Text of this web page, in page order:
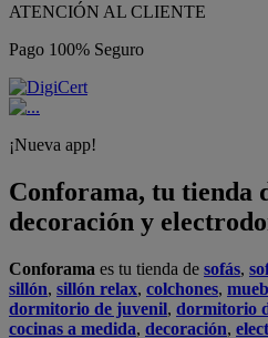
ATENCIÓN AL CLIENTE
Pago 100% Seguro
¡Nueva app!
Conforama, tu tienda
decoración y
Conforama es tu tienda de sofás,
sillón, sillón relax, colchones,
dormitorio de juvenil, dormitorio
cocinas a medida, decoración,